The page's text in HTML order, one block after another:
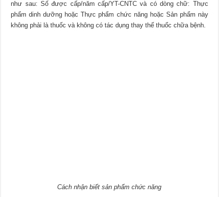
như sau: Số được cấp/năm cấp/YT-CNTC và có dòng chữ: Thực
phẩm dinh dưỡng hoặc Thực phẩm chức năng hoặc Sản phẩm này
không phải là thuốc và không có tác dụng thay thế thuốc chữa bệnh.
Cách nhận biết sản phẩm chức năng